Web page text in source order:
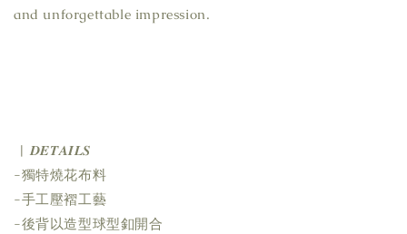
and unforgettable impression.
| 𝑫𝑬𝑻𝑨𝑰𝑳𝑺
-獨特燒花布料
-手工壓褶工藝
-後背以造型球型釦開合